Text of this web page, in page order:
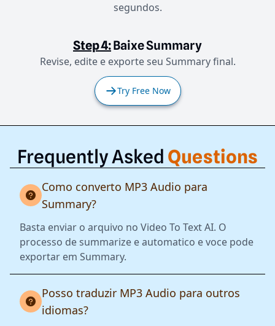
segundos.
Step 4:Baixe Summary
Revise, edite e exporte seu Summary final.
Try Free Now
Frequently Asked Questions
Como converto MP3 Audio para
Summary?
Basta enviar o arquivo no Video To Text AI. O
processo de summarize e automatico e voce pode
exportar em Summary.
Posso traduzir MP3 Audio para outros
idiomas?